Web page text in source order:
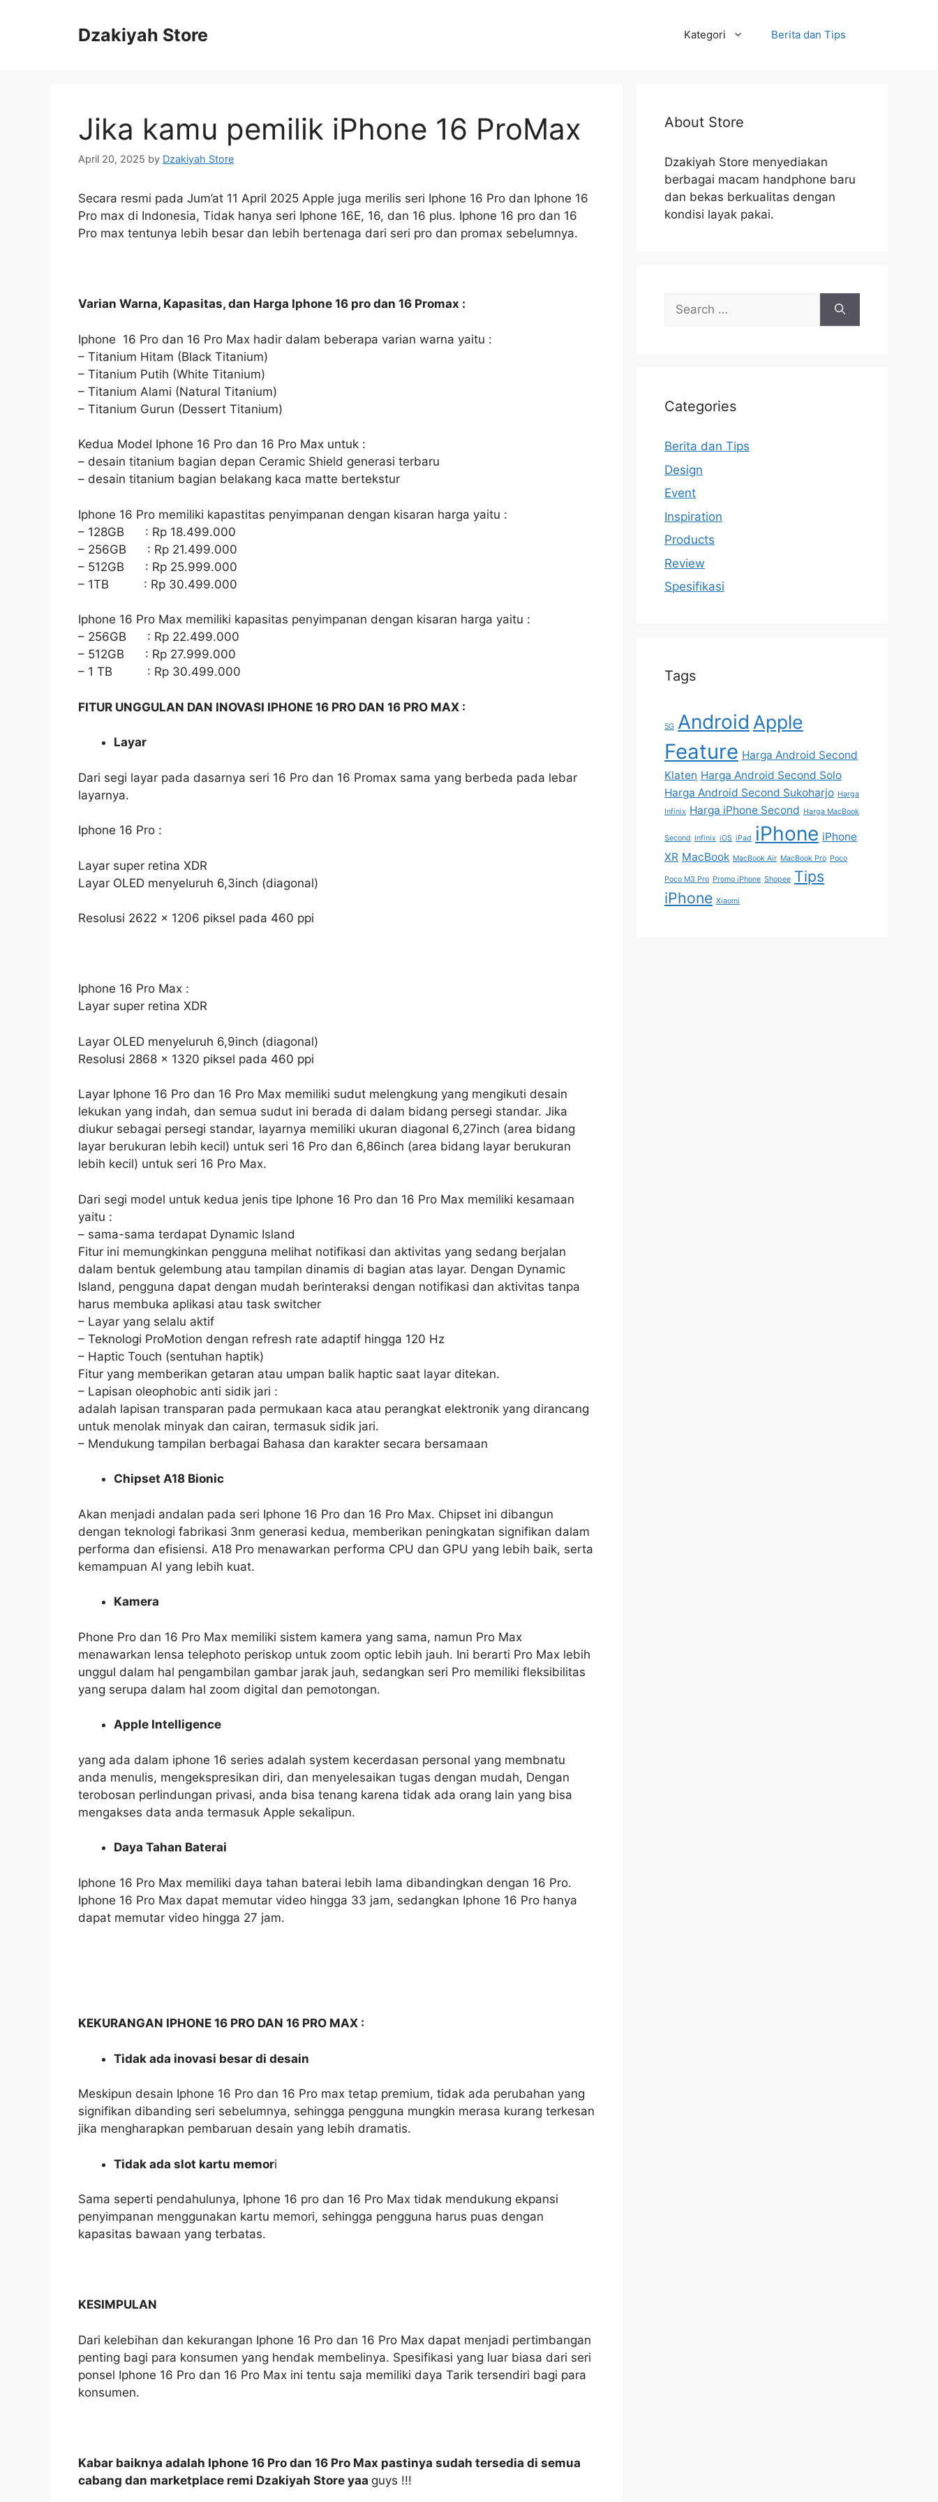
Dzakiyah Store Kategori Berita dan Tips
Jika kamu pemilik iPhone 16 ProMax
April 20, 2025 by Dzakiyah Store
Secara resmi pada Jum’at 11 April 2025 Apple juga merilis seri Iphone 16 Pro dan Iphone 16
Pro max di Indonesia, Tidak hanya seri Iphone 16E, 16, dan 16 plus. Iphone 16 pro dan 16
Pro max tentunya lebih besar dan lebih bertenaga dari seri pro dan promax sebelumnya.
Varian Warna, Kapasitas, dan Harga Iphone 16 pro dan 16 Promax :
Iphone 16 Pro dan 16 Pro Max hadir dalam beberapa varian warna yaitu :
– Titanium Hitam (Black Titanium)
– Titanium Putih (White Titanium)
– Titanium Alami (Natural Titanium)
– Titanium Gurun (Dessert Titanium)
Kedua Model Iphone 16 Pro dan 16 Pro Max untuk :
– desain titanium bagian depan Ceramic Shield generasi terbaru
– desain titanium bagian belakang kaca matte bertekstur
Iphone 16 Pro memiliki kapastitas penyimpanan dengan kisaran harga yaitu :
– 128GB : Rp 18.499.000
– 256GB : Rp 21.499.000
– 512GB : Rp 25.999.000
– 1TB : Rp 30.499.000
Iphone 16 Pro Max memiliki kapasitas penyimpanan dengan kisaran harga yaitu :
– 256GB : Rp 22.499.000
– 512GB : Rp 27.999.000
– 1 TB : Rp 30.499.000
FITUR UNGGULAN DAN INOVASI IPHONE 16 PRO DAN 16 PRO MAX :
Layar
Dari segi layar pada dasarnya seri 16 Pro dan 16 Promax sama yang berbeda pada lebar
layarnya.
Iphone 16 Pro :
Layar super retina XDR
Layar OLED menyeluruh 6,3inch (diagonal)
Resolusi 2622 x 1206 piksel pada 460 ppi
Iphone 16 Pro Max :
Layar super retina XDR
Layar OLED menyeluruh 6,9inch (diagonal)
Resolusi 2868 x 1320 piksel pada 460 ppi
Layar Iphone 16 Pro dan 16 Pro Max memiliki sudut melengkung yang mengikuti desain
lekukan yang indah, dan semua sudut ini berada di dalam bidang persegi standar. Jika
diukur sebagai persegi standar, layarnya memiliki ukuran diagonal 6,27inch (area bidang
layar berukuran lebih kecil) untuk seri 16 Pro dan 6,86inch (area bidang layar berukuran
lebih kecil) untuk seri 16 Pro Max.
Dari segi model untuk kedua jenis tipe Iphone 16 Pro dan 16 Pro Max memiliki kesamaan
yaitu :
– sama-sama terdapat Dynamic Island
Fitur ini memungkinkan pengguna melihat notifikasi dan aktivitas yang sedang berjalan
dalam bentuk gelembung atau tampilan dinamis di bagian atas layar. Dengan Dynamic
Island, pengguna dapat dengan mudah berinteraksi dengan notifikasi dan aktivitas tanpa
harus membuka aplikasi atau task switcher
– Layar yang selalu aktif
– Teknologi ProMotion dengan refresh rate adaptif hingga 120 Hz
– Haptic Touch (sentuhan haptik)
Fitur yang memberikan getaran atau umpan balik haptic saat layar ditekan.
– Lapisan oleophobic anti sidik jari :
adalah lapisan transparan pada permukaan kaca atau perangkat elektronik yang dirancang
untuk menolak minyak dan cairan, termasuk sidik jari.
– Mendukung tampilan berbagai Bahasa dan karakter secara bersamaan
Chipset A18 Bionic
Akan menjadi andalan pada seri Iphone 16 Pro dan 16 Pro Max. Chipset ini dibangun
dengan teknologi fabrikasi 3nm generasi kedua, memberikan peningkatan signifikan dalam
performa dan efisiensi. A18 Pro menawarkan performa CPU dan GPU yang lebih baik, serta
kemampuan AI yang lebih kuat.
Kamera
Phone Pro dan 16 Pro Max memiliki sistem kamera yang sama, namun Pro Max
menawarkan lensa telephoto periskop untuk zoom optic lebih jauh. Ini berarti Pro Max lebih
unggul dalam hal pengambilan gambar jarak jauh, sedangkan seri Pro memiliki fleksibilitas
yang serupa dalam hal zoom digital dan pemotongan.
Apple Intelligence
yang ada dalam iphone 16 series adalah system kecerdasan personal yang membnatu
anda menulis, mengekspresikan diri, dan menyelesaikan tugas dengan mudah, Dengan
terobosan perlindungan privasi, anda bisa tenang karena tidak ada orang lain yang bisa
mengakses data anda termasuk Apple sekalipun.
Daya Tahan Baterai
Iphone 16 Pro Max memiliki daya tahan baterai lebih lama dibandingkan dengan 16 Pro.
Iphone 16 Pro Max dapat memutar video hingga 33 jam, sedangkan Iphone 16 Pro hanya
dapat memutar video hingga 27 jam.
KEKURANGAN IPHONE 16 PRO DAN 16 PRO MAX :
Tidak ada inovasi besar di desain
Meskipun desain Iphone 16 Pro dan 16 Pro max tetap premium, tidak ada perubahan yang
signifikan dibanding seri sebelumnya, sehingga pengguna mungkin merasa kurang terkesan
jika mengharapkan pembaruan desain yang lebih dramatis.
Tidak ada slot kartu memori
Sama seperti pendahulunya, Iphone 16 pro dan 16 Pro Max tidak mendukung ekpansi
penyimpanan menggunakan kartu memori, sehingga pengguna harus puas dengan
kapasitas bawaan yang terbatas.
KESIMPULAN
Dari kelebihan dan kekurangan Iphone 16 Pro dan 16 Pro Max dapat menjadi pertimbangan
penting bagi para konsumen yang hendak membelinya. Spesifikasi yang luar biasa dari seri
ponsel Iphone 16 Pro dan 16 Pro Max ini tentu saja memiliki daya Tarik tersendiri bagi para
konsumen.
Kabar baiknya adalah Iphone 16 Pro dan 16 Pro Max pastinya sudah tersedia di semua
cabang dan marketplace remi Dzakiyah Store yaa guys !!!
About Store
Dzakiyah Store menyediakan
berbagai macam handphone baru
dan bekas berkualitas dengan
kondisi layak pakai.
Search
for:
Categories
Berita dan Tips
Design
Event
Inspiration
Products
Review
Spesifikasi
Tags
5G Android Apple
Feature Harga Android Second
Klaten Harga Android Second Solo
Harga Android Second Sukoharjo Harga
Infinix Harga iPhone Second Harga MacBook
Second Infinix iOS iPad iPhone iPhone
XR MacBook MacBook Air MacBook Pro Poco
Poco M3 Pro Promo iPhone Shopee Tips
iPhone Xiaomi